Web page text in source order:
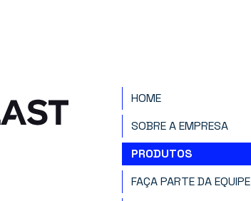
HOME
SOBRE A EMPRESA
PRODUTOS
FAÇA PARTE DA EQUIPE